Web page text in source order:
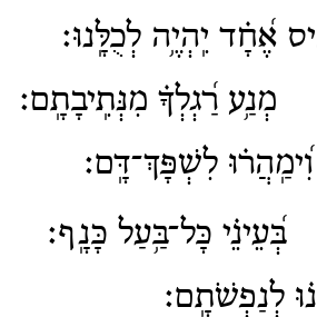
אֶ֝חָ֗ד יִֽהְיֶ֥ה לְכֻלָּֽנוּ׃
מְנַ֥ע רַ֝גְלְךָ֗ מִנְּתִֽיבָתָֽם׃
לִשְׁפָּךְ־דָּֽם׃
בְּ֝עֵינֵ֗י כָּל־בַּ֥עַל כָּנָֽף׃
לְנַפְשֹׁתָֽם׃